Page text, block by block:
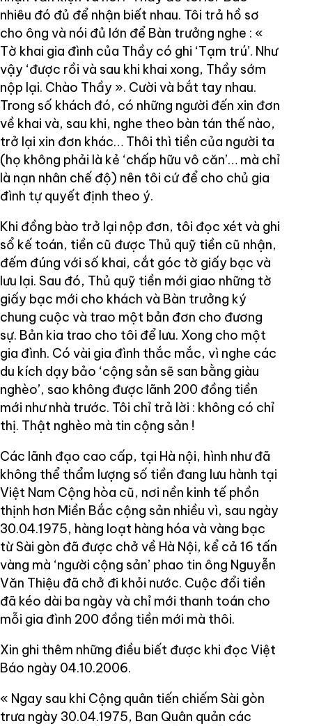
nhiêu đó đủ để nhận biết nhau. Tôi trả hồ sơ
cho ông và nói đủ lớn để Bàn trưởng nghe : «
Tờ khai gia đình của Thầy có ghi ‘Tạm trú’. Như
vậy ‘được rồi và sau khi khai xong, Thầy sớm
nộp lại. Chào Thầy ». Cười và bắt tay nhau.
Trong số khách đó, có những người đến xin đơn
về khai và, sau khi, nghe theo bàn tán thế nào,
trở lại xin đơn khác… Thôi thì tiền của người ta
(họ không phải là kẻ ‘chấp hữu vô căn’… mà chỉ
là nạn nhân chế độ) nên tôi cứ để cho chủ gia
đình tự quyết định theo ý.
Khi đồng bào trở lại nộp đơn, tôi đọc xét và ghi
sổ kế toán, tiền cũ được Thủ quỹ tiền cũ nhận,
đếm đúng với số khai, cắt góc tờ giấy bạc và
lưu lại. Sau đó, Thủ quỹ tiền mới giao những tờ
giấy bạc mới cho khách và Bàn trưởng ký
chung cuộc và trao một bản đơn cho đương
sự. Bản kia trao cho tôi để lưu. Xong cho một
gia đình. Có vài gia đình thắc mắc, vì nghe các
du kích dạy bảo ‘cộng sản sẽ san bằng giàu
nghèo’, sao không được lãnh 200 đồng tiền
mới như nhà trước. Tôi chỉ trả lời : không có chỉ
thị. Thật nghèo mà tin cộng sản !
Các lãnh đạo cao cấp, tại Hà nội, hình như đã
không thể thẩm lượng số tiền đang lưu hành tại
Việt Nam Cộng hòa cũ, nơi nền kinh tế phồn
thịnh hơn Miền Bắc cộng sản nhiều vì, sau ngày
30.04.1975, hàng loạt hàng hóa và vàng bạc
từ Sài gòn đã được chở về Hà Nội, kể cả 16 tấn
vàng mà ‘người cộng sản’ phao tin ông Nguyễn
Văn Thiệu đã chở đi khỏi nước. Cuộc đổi tiền
đã kéo dài ba ngày và chỉ mới thanh toán cho
mỗi gia đình 200 đồng tiền mới mà thôi.
Xin ghi thêm những điều biết được khi đọc Việt
Báo ngày 04.10.2006.
« Ngay sau khi Cộng quân tiến chiếm Sài gòn
trưa ngày 30.04.1975, Ban Quân quản các